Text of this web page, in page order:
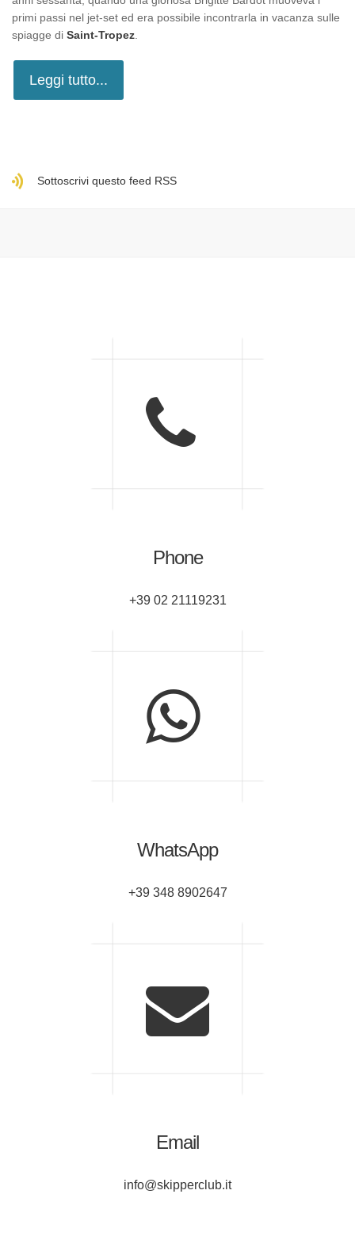
primi passi nel jet-set ed era possibile incontrarla in vacanza sulle
spiagge di Saint-Tropez
Leggi tutto...
Sottoscrivi questo feed RSS
Phone
+39 02 21119231
WhatsApp
+39 348 8902647
Email
info@skipperclub.it